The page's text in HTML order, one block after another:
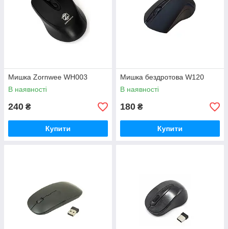
Мишка Zornwee WH003
В наявності
240 ₴
Купити
Мишка бездротова W120
В наявності
180 ₴
Купити